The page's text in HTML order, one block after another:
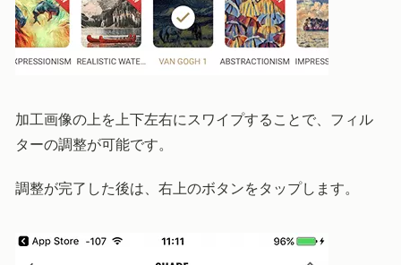
加工画像の上を上下左右にスワイプすることで、フィル
ターの調整が可能です。
調整が完了した後は、右上のボタンをタップします。